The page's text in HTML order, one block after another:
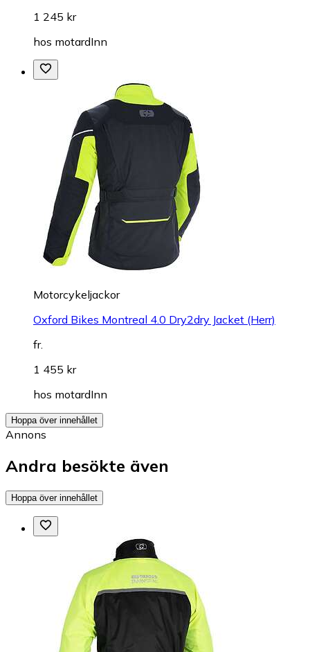
1 245 kr
hos motardInn
Motorcykeljackor
Oxford Bikes Montreal 4.0 Dry2dry Jacket (Herr)
fr.
1 455 kr
hos motardInn
Hoppa över innehållet
Annons
Andra besökte även
Hoppa över innehållet